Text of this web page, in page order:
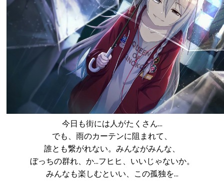
今日も街には人がたくさん…
でも、雨のカーテンに阻まれて、
誰とも繋がれない。みんながみんな、
ぼっちの群れ、か…フヒヒ、いいじゃないか。
みんなも楽しむといい、この孤独を…